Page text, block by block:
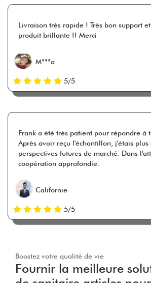
Livraison très rapide ! Très bon support
produit brillante !! Merci
M***a
5/5
Frank a été très patient pour répondre à
Après avoir reçu l'échantillon, j'étais plus
perspectives futures de marché. Dans
coopération approfondie.
Californie
5/5
Boostez votre qualité de vie
Fournir la meilleure